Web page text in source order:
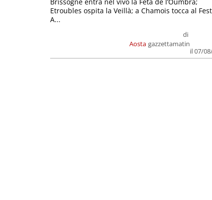
Aosta
di
gazzettamatin
il 07/
Etroubles ospita la Veillà; a Chamois tocca al
A...